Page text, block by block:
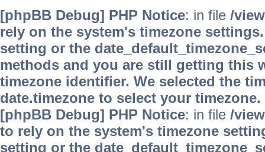
[phpBB Debug] PHP Notice: in file /
rely on the system's timezone
setting or the
methods and you are still getting this
timezone identifier. We selected the
date.timezone to select your timezone.
[phpBB Debug] PHP Notice: in file /
to rely on the system's timezone
setting or the